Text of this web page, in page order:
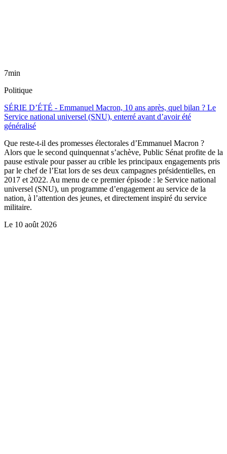
7min
Politique
SÉRIE D’ÉTÉ - Emmanuel Macron, 10 ans après, quel bilan ? Le
Service national universel (SNU), enterré avant d’avoir été
généralisé
Que reste-t-il des promesses électorales d’Emmanuel Macron ?
Alors que le second quinquennat s’achève, Public Sénat profite de la
pause estivale pour passer au crible les principaux engagements pris
par le chef de l’Etat lors de ses deux campagnes présidentielles, en
2017 et 2022. Au menu de ce premier épisode : le Service national
universel (SNU), un programme d’engagement au service de la
nation, à l’attention des jeunes, et directement inspiré du service
militaire.
Le 10 août 2026